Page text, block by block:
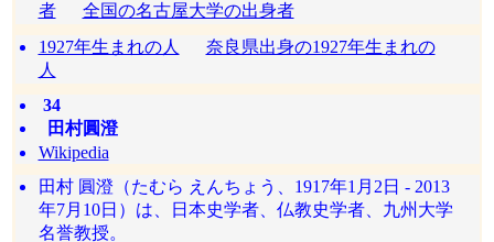
者
全国の名古屋大学の出身者
1927年生まれの人
奈良県出身の1927年生まれの
人
34
田村圓澄
Wikipedia
田村 圓澄（たむら えんちょう、1917年1月2日 - 2013
年7月10日）は、日本史学者、仏教史学者、九州大学
名誉教授。